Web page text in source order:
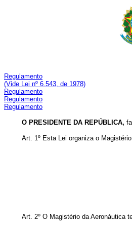
Regulamento
(Vide Lei nº 6.543, de 1978)
Regulamento
Regulamento
Regulamento
O PRESIDENTE DA REPÚBLICA,
Art. 1º Esta Lei organiza o
Art. 2º O Magistério da Aeronáutica